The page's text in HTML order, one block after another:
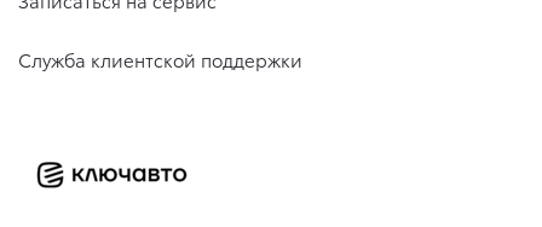
Служба клиентской поддержки